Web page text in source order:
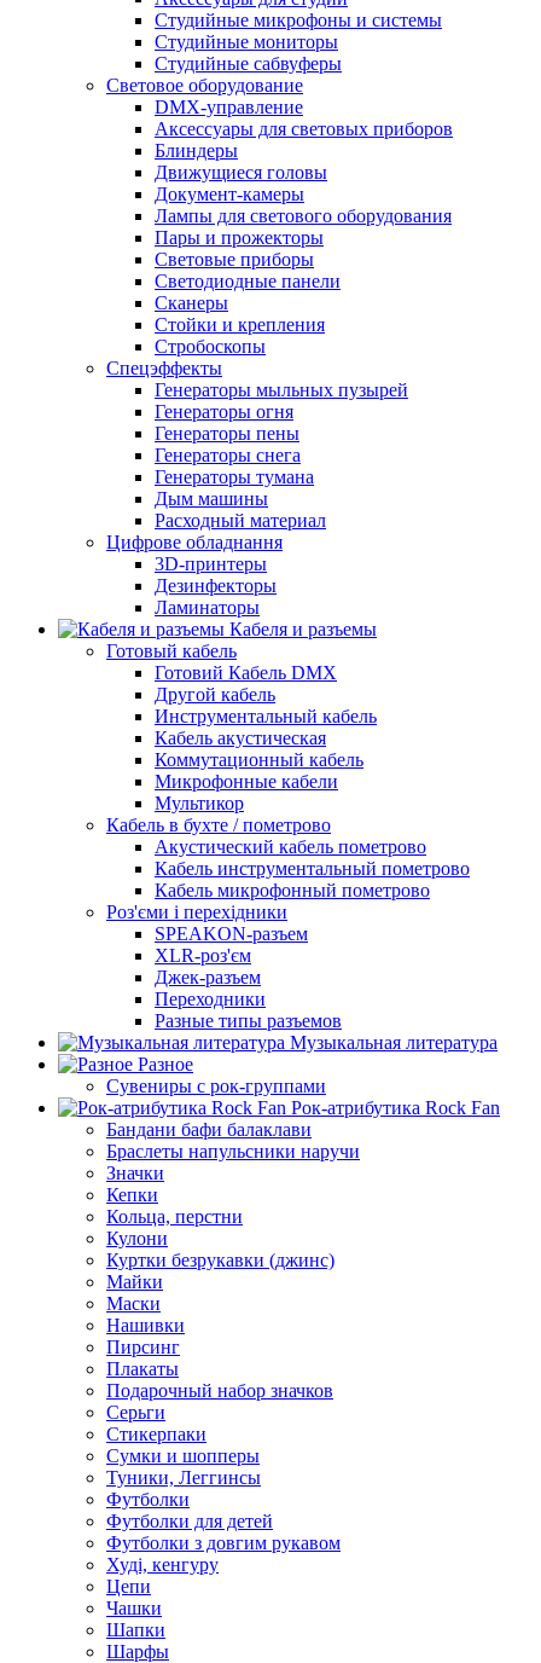
Студийные микрофоны и системы
Студийные мониторы
Студийные сабвуферы
Световое оборудование
DMX-управление
Аксессуары для световых приборов
Блиндеры
Движущиеся головы
Документ-камеры
Лампы для светового оборудования
Пары и прожекторы
Световые приборы
Светодиодные панели
Сканеры
Стойки и крепления
Стробоскопы
Спецэффекты
Генераторы мыльных пузырей
Генераторы огня
Генераторы пены
Генераторы снега
Генераторы тумана
Дым машины
Расходный материал
Цифрове обладнання
3D-принтеры
Дезинфекторы
Ламинаторы
Кабеля и разъемы
Готовый кабель
Готовий Кабель DMX
Другой кабель
Инструментальный кабель
Кабель акустическая
Коммутационный кабель
Микрофонные кабели
Мультикор
Кабель в бухте / пометрово
Акустический кабель пометрово
Кабель инструментальный пометрово
Кабель микрофонный пометрово
Роз'єми і перехідники
SPEAKON-разъем
XLR-роз'єм
Джек-разъем
Переходники
Разные типы разъемов
Музыкальная литература
Разное
Сувениры с рок-группами
Рок-атрибутика Rock Fan
Бандани бафи балаклави
Браслеты напульсники наручи
Значки
Кепки
Кольца, перстни
Кулони
Куртки безрукавки (джинс)
Майки
Маски
Нашивки
Пирсинг
Плакаты
Подарочный набор значков
Серьги
Стикерпаки
Сумки и шопперы
Туники, Леггинсы
Футболки
Футболки для детей
Футболки з довгим рукавом
Худі, кенгуру
Цепи
Чашки
Шапки
Шарфы